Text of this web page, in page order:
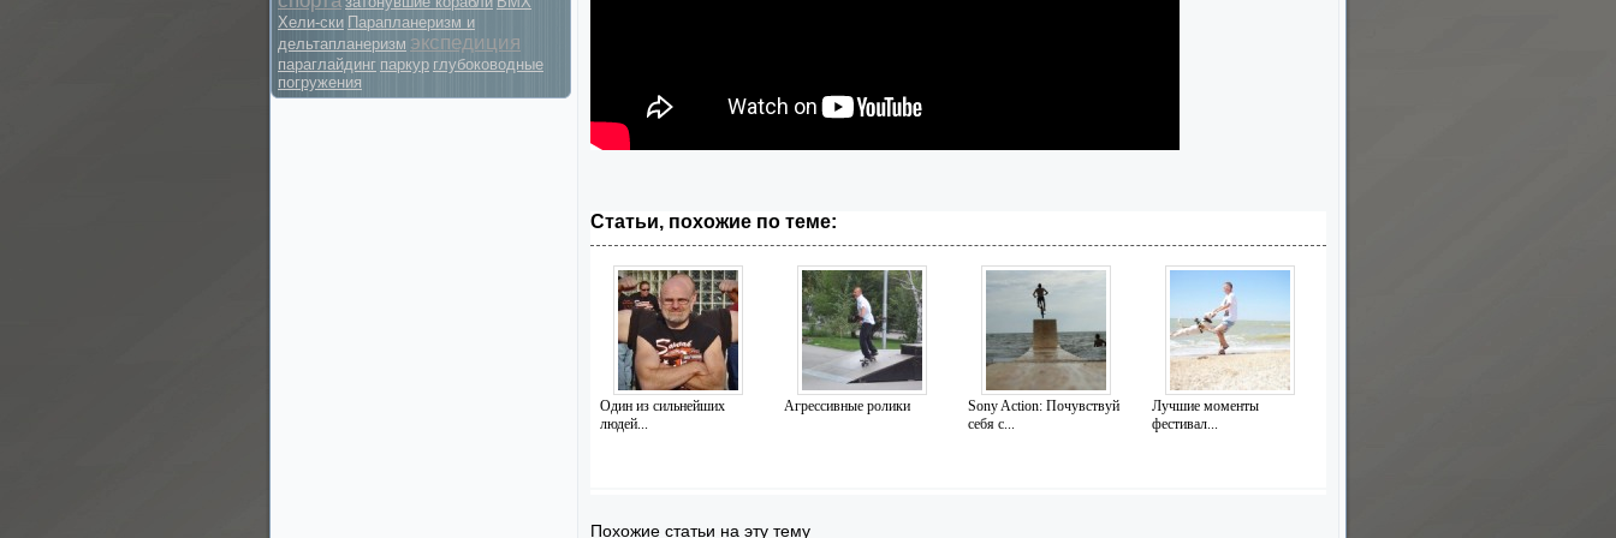
Хели-ски Парапланеризм и
дельтапланеризм экспедиция
параглайдинг паркур глубоководные
погружения
Статьи, похожие по теме:
Один из сильнейших
людей...
Агрессивные ролики
Sony Action: Почувствуй
себя с...
Лучшие моменты
фестивал...
Похожие статьи на эту тему